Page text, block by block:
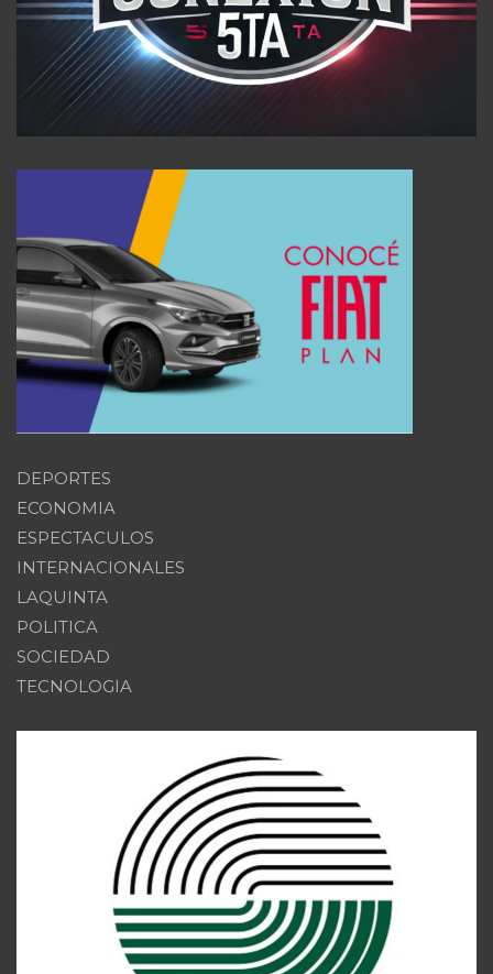
DEPORTES
ECONOMIA
ESPECTACULOS
INTERNACIONALES
LAQUINTA
POLITICA
SOCIEDAD
TECNOLOGIA